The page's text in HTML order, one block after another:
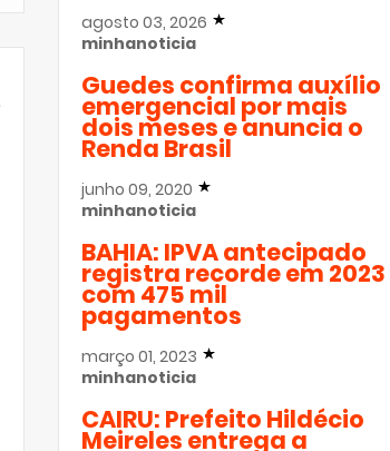
agosto 03, 2026
minhanoticia
Guedes confirma auxílio
emergencial por mais
dois meses e anuncia o
Renda Brasil
junho 09, 2020
minhanoticia
BAHIA: IPVA antecipado
registra recorde em 2023
com 475 mil
pagamentos
março 01, 2023
minhanoticia
CAIRU: Prefeito Hildécio
Meireles entrega a